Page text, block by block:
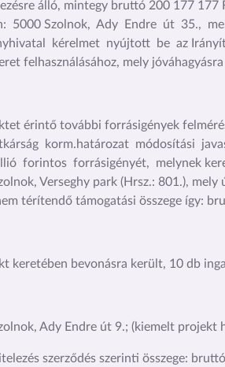
álló, mintegy bruttó 200 177
5000 Szolnok, Ady Endre út 35.,
kérelmet nyújtott be az
felhasználásához, mely
érintő további forrásigények
korm.határozat módosítási
forintos forrásigényét, melynek
Verseghy park (Hrsz.: 801.),
térítendő támogatási összege így:
keretében bevonásra került, 10 db
Ady Endre út 9.; (kiemelt projekt
szerződés szerinti összege: